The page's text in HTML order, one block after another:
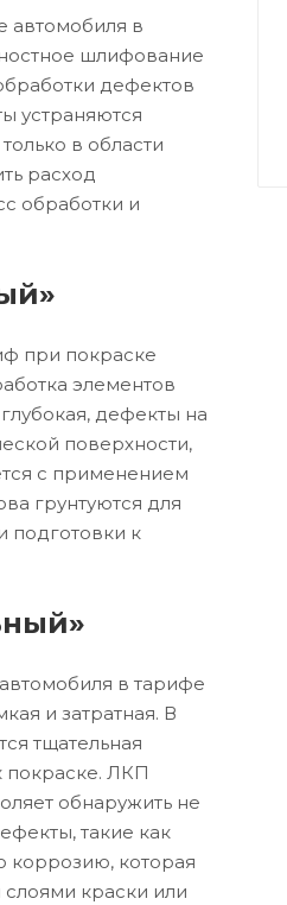
автомобиля в
шлифование
дефектов
устраняются
в области
расход
обработки и
при покраске
элементов
дефекты на
поверхности,
с применением
грунтуются для
подготовки к
в тарифе
и затратная. В
тщательная
покраске. ЛКП
обнаружить не
такие как
коррозию, которая
краски или